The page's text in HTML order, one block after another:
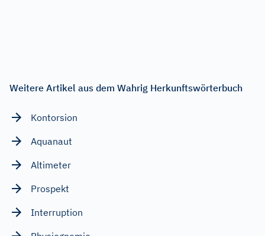
Weitere Artikel aus dem Wahrig Herkunftswörterbuch
Kontorsion
Aquanaut
Altimeter
Prospekt
Interruption